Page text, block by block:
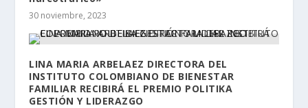
30 noviembre, 2023
LINA MARIA ARBELAEZ DIRECTORA DEL
INSTITUTO COLOMBIANO DE BIENESTAR
FAMILIAR RECIBIRÁ EL PREMIO POLITIKA
GESTIÓN Y LIDERAZGO